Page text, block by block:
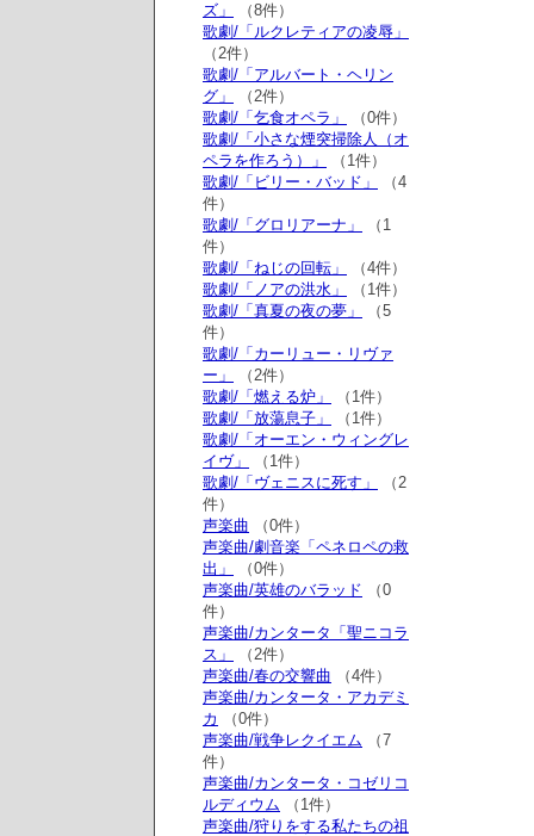
ズ」
（8件）
歌劇/「ルクレティアの凌辱」
（2件）
歌劇/「アルバート・ヘリン
グ」
（2件）
歌劇/「乞食オペラ」
（0件）
歌劇/「小さな煙突掃除人（オ
ペラを作ろう）」
（1件）
歌劇/「ビリー・バッド」
（4
件）
歌劇/「グロリアーナ」
（1
件）
歌劇/「ねじの回転」
（4件）
歌劇/「ノアの洪水」
（1件）
歌劇/「真夏の夜の夢」
（5
件）
歌劇/「カーリュー・リヴァ
ー」
（2件）
歌劇/「燃える炉」
（1件）
歌劇/「放蕩息子」
（1件）
歌劇/「オーエン・ウィングレ
イヴ」
（1件）
歌劇/「ヴェニスに死す」
（2
件）
声楽曲 （0件）
声楽曲/劇音楽「ペネロペの救
出」
（0件）
声楽曲/英雄のバラッド （0
件）
声楽曲/カンタータ「聖ニコラ
ス」
（2件）
声楽曲/春の交響曲 （4件）
声楽曲/カンタータ・アカデミ
カ
（0件）
声楽曲/戦争レクイエム （7
件）
声楽曲/カンタータ・コゼリコ
ルディウム （1件）
声楽曲/狩りをする私たちの祖